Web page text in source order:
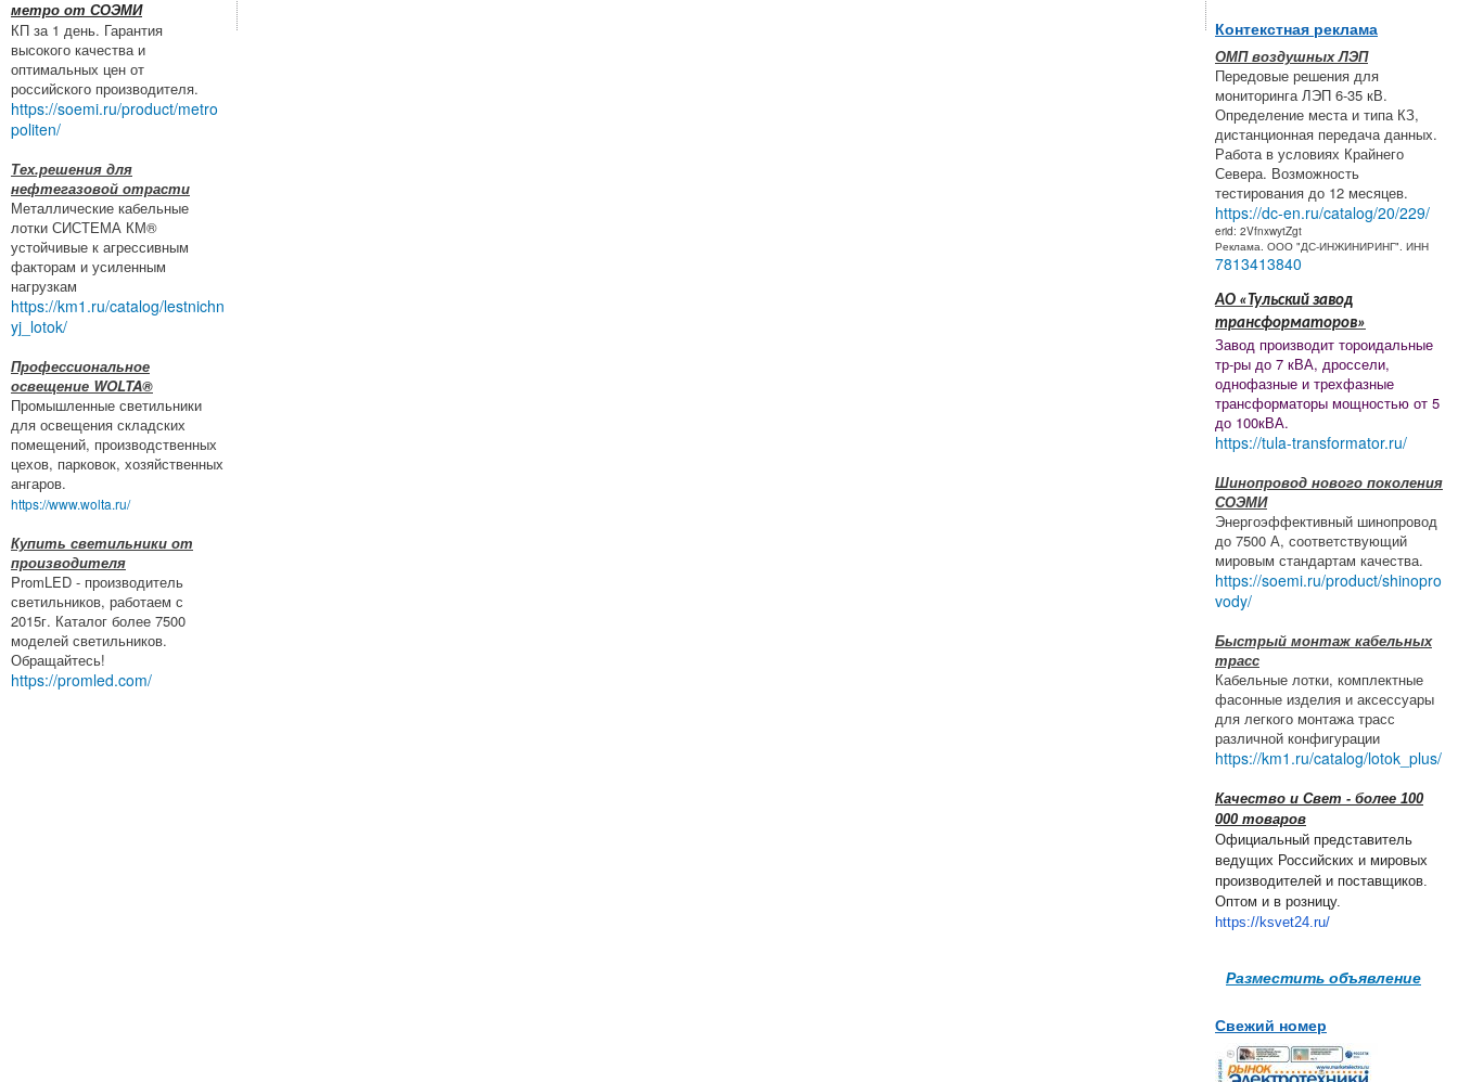
метро от СОЭМИ
КП за 1 день. Гарантия
высокого качества и
оптимальных цен от
российского производителя.
https://soemi.ru/product/metro
politen/
Тех.решения для
нефтегазовой отрасти
Металлические кабельные
лотки СИСТЕМА КМ®
устойчивые к агрессивным
факторам и усиленным
нагрузкам
https://km1.ru/catalog/lestnichn
yj_lotok/
Профессиональное
освещение WOLTA®
Промышленные светильники
для освещения складских
помещений, производственных
цехов, парковок, хозяйственных
ангаров.
https://www.wolta.ru/
Купить светильники от
производителя
PromLED - производитель
светильников, работаем с
2015г. Каталог более 7500
моделей светильников.
Обращайтесь!
https://promled.com/
Контекстная реклама
ОМП воздушных ЛЭП
Передовые решения для
мониторинга ЛЭП 6-35 кВ.
Определение места и типа КЗ,
дистанционная передача данных.
Работа в условиях Крайнего
Севера. Возможность
тестирования до 12 месяцев.
https://dc-en.ru/catalog/20/229/
erid: 2VfnxwytZgt
Реклама. ООО "ДС-ИНЖИНИРИНГ". ИНН
7813413840
АО «Тульский завод
трансформаторов»
Завод производит тороидальные
тр-ры до 7 кВА, дроссели,
однофазные и трехфазные
трансформаторы мощностью от 5
до 100кВА.
https://tula-transformator.ru/
Шинопровод нового поколения
СОЭМИ
Энергоэффективный шинопровод
до 7500 А, соответствующий
мировым стандартам качества.
https://soemi.ru/product/shinopro
vody/
Быстрый монтаж кабельных
трасс
Кабельные лотки, комплектные
фасонные изделия и аксессуары
для легкого монтажа трасс
различной конфигурации
https://km1.ru/catalog/lotok_plus/
Качество и Свет - более 100
000 товаров
Официальный представитель
ведущих Российских и мировых
производителей и поставщиков.
Оптом и в розницу.
https://ksvet24.ru/
Разместить объявление
Свежий номер